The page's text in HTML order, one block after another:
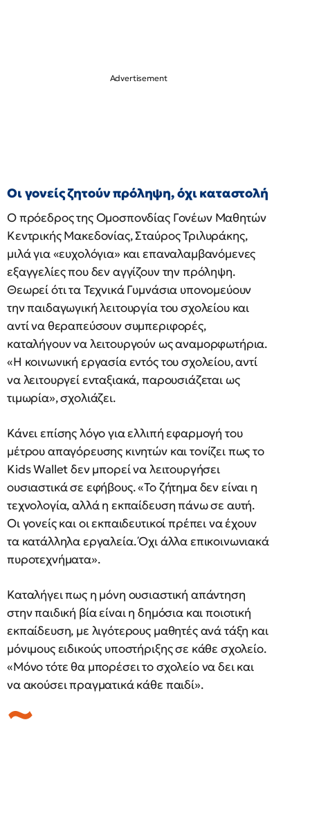
Οι γονείς ζητούν πρόληψη, όχι καταστολή
Ο πρόεδρος της Ομοσπονδίας Γονέων Μαθητών
Κεντρικής Μακεδονίας, Σταύρος Τριλυράκης,
μιλά για «ευχολόγια» και επαναλαμβανόμενες
εξαγγελίες που δεν αγγίζουν την πρόληψη.
Θεωρεί ότι τα Τεχνικά Γυμνάσια υπονομεύουν
την παιδαγωγική λειτουργία του σχολείου και
αντί να θεραπεύσουν συμπεριφορές,
καταλήγουν να λειτουργούν ως αναμορφωτήρια.
«Η κοινωνική εργασία εντός του σχολείου, αντί
να λειτουργεί ενταξιακά, παρουσιάζεται ως
τιμωρία», σχολιάζει.
Κάνει επίσης λόγο για ελλιπή εφαρμογή του
μέτρου απαγόρευσης κινητών και τονίζει πως το
Kids Wallet δεν μπορεί να λειτουργήσει
ουσιαστικά σε εφήβους. «Το ζήτημα δεν είναι η
τεχνολογία, αλλά η εκπαίδευση πάνω σε αυτή.
Οι γονείς και οι εκπαιδευτικοί πρέπει να έχουν
τα κατάλληλα εργαλεία. Όχι άλλα επικοινωνιακά
πυροτεχνήματα».
Καταλήγει πως η μόνη ουσιαστική απάντηση
στην παιδική βία είναι η δημόσια και ποιοτική
εκπαίδευση, με λιγότερους μαθητές ανά τάξη και
μόνιμους ειδικούς υποστήριξης σε κάθε σχολείο.
«Μόνο τότε θα μπορέσει το σχολείο να δει και
να ακούσει πραγματικά κάθε παιδί».